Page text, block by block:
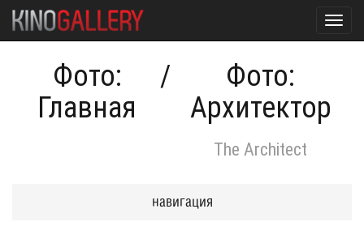
Фото:
Главная
/
Фото:
Архитектор
The Architect
навигация